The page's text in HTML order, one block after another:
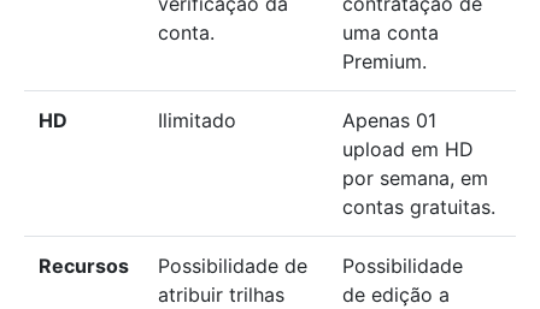
conta.
uma conta
Premium.
HD Ilimitado
Apenas 01
upload em HD
por semana, em
contas gratuitas.
Recursos
Possibilidade de
atribuir trilhas
Possibilidade
de edição a